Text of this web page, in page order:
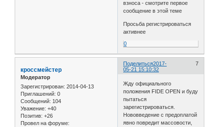
взноса - смотрите первое
сообщение в этой теме
Просьба регистрироваться
активнее
0
Поделиться 7
2017-
05-21 15:10:32
кроссмейстер
Модератор
Зарегистрирован: 2014-04-13
Приглашений: 0
Сообщений: 104
Уважение: +40
Позитив: +26
Провел на форуме:
Жду официального
положения FIDE OPEN и буду
пытаться
зарегистрироваться.
Нововведение с предоплатой
явно повредит массовости,